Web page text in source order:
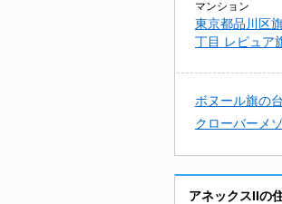
マンション
東京都品川区
丁目 レピュア
ボヌール旗の台
クローバーメ
アネックスIIの